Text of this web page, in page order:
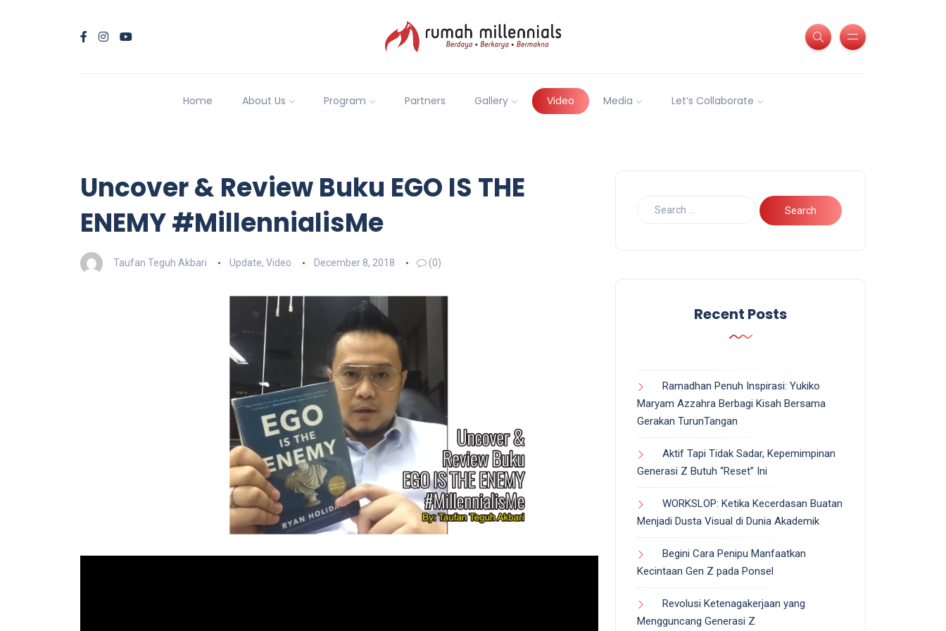
Home About Us Program Partners Gallery Video Media Let’s Collaborate
Uncover & Review Buku EGO IS THE
ENEMY #MillennialisMe
Taufan Teguh Akbari Update, Video December 8, 2018 (0)
Recent Posts
Ramadhan Penuh Inspirasi: Yukiko
Maryam Azzahra Berbagi Kisah Bersama
Gerakan TurunTangan
Aktif Tapi Tidak Sadar, Kepemimpinan
Generasi Z Butuh “Reset” Ini
WORKSLOP: Ketika Kecerdasan Buatan
Menjadi Dusta Visual di Dunia Akademik
Begini Cara Penipu Manfaatkan
Kecintaan Gen Z pada Ponsel
Revolusi Ketenagakerjaan yang
Mengguncang Generasi Z